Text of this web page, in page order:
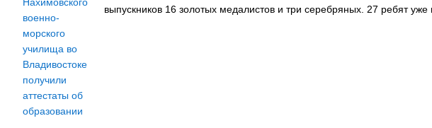
выпускников 16 золотых медалистов и три серебряных. 27 ребят